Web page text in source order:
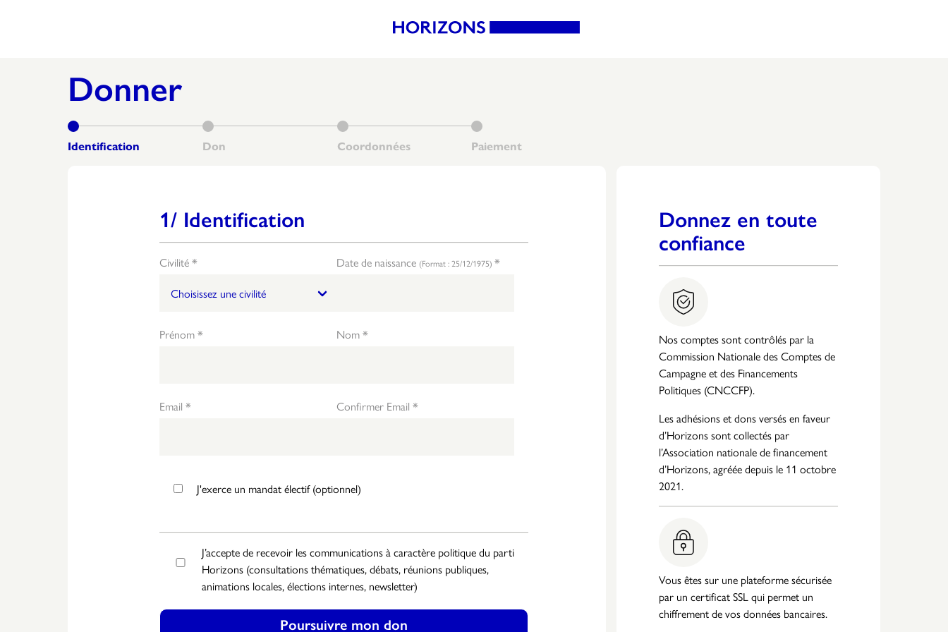
Donner
1/ Identification
Civilité * Date de naissance (Format : 25/12/1975)*
Prénom * Nom *
Email * Confirmer Email *
J'exerce un mandat électif (optionnel)
J’accepte de recevoir les communications à caractère politique du parti
Horizons (consultations thématiques, débats, réunions publiques,
animations locales, élections internes, newsletter)
Poursuivre mon don
Donnez en toute
confiance
Nos comptes sont contrôlés par la
Commission Nationale des Comptes de
Campagne et des Financements
Politiques (CNCCFP).
Les adhésions et dons versés en faveur
d’Horizons sont collectés par
l’Association nationale de financement
d’Horizons, agréée depuis le 11 octobre
2021.
Vous êtes sur une plateforme sécurisée
par un certificat SSL qui permet un
chiffrement de vos données bancaires.